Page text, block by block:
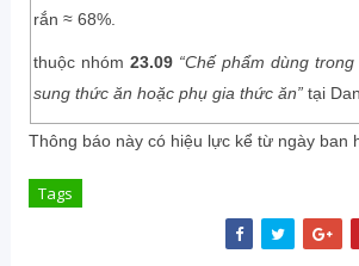
rắn ≈ 68%.
thuộc nhóm 23.09 “Chế phẩm dùng trong
sung thức ăn hoặc phụ gia thức ăn”tại
Thông báo này có hiệu lực kể từ ngày ban
Tags